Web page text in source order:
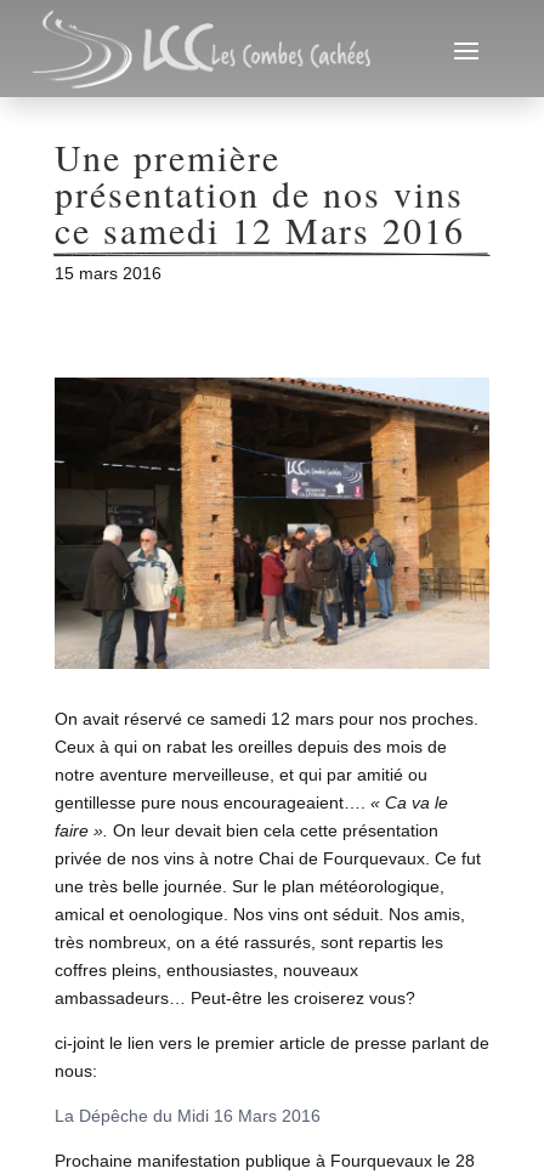
Une première
présentation de nos vins
ce samedi 12 Mars 2016
15 mars 2016
On avait réservé ce samedi 12 mars pour nos proches.
Ceux à qui on rabat les oreilles depuis des mois de
notre aventure merveilleuse, et qui par amitié ou
gentillesse pure nous encourageaient…. « Ca va le
faire ». On leur devait bien cela cette présentation
privée de nos vins à notre Chai de Fourquevaux. Ce fut
une très belle journée. Sur le plan météorologique,
amical et oenologique. Nos vins ont séduit. Nos amis,
très nombreux, on a été rassurés, sont repartis les
coffres pleins, enthousiastes, nouveaux
ambassadeurs… Peut-être les croiserez vous?
ci-joint le lien vers le premier article de presse parlant de
nous:
La Dépêche du Midi 16 Mars 2016
Prochaine manifestation publique à Fourquevaux le 28